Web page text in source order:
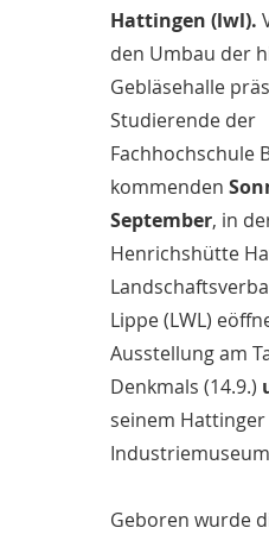
Hattingen (lwl).
den Umbau der
Gebläsehalle
Studierende der
Fachhochschule
kommenden
September, in
Henrichshütte
Lippe (LWL)
Ausstellung am
Denkmals (14.9.)
seinem Hattinger
Geboren wurde